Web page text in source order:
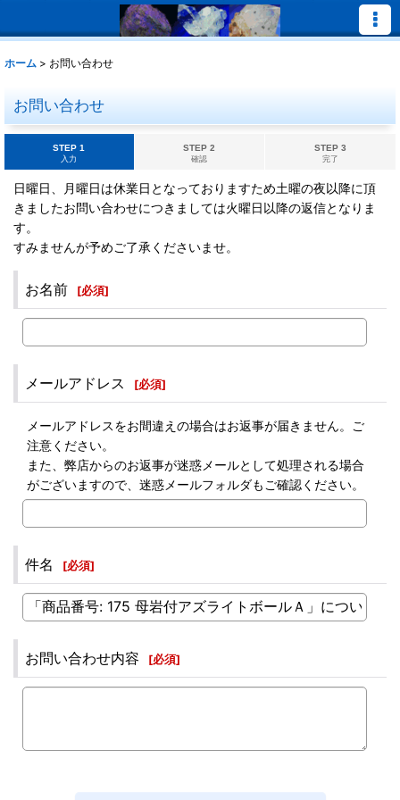
ホーム > お問い合わせ
お問い合わせ
STEP 1
入力
STEP 2
確認
STEP 3
完了
日曜日、月曜日は休業日となっておりますため土曜の夜以降に頂
きましたお問い合わせにつきましては火曜日以降の返信となりま
す。
すみませんが予めご了承くださいませ。
お名前 [必須]
メールアドレス [必須]
メールアドレスをお間違えの場合はお返事が届きません。ご
注意ください。
また、弊店からのお返事が迷惑メールとして処理される場合
がございますので、迷惑メールフォルダもご確認ください。
件名 [必須]
お問い合わせ内容 [必須]